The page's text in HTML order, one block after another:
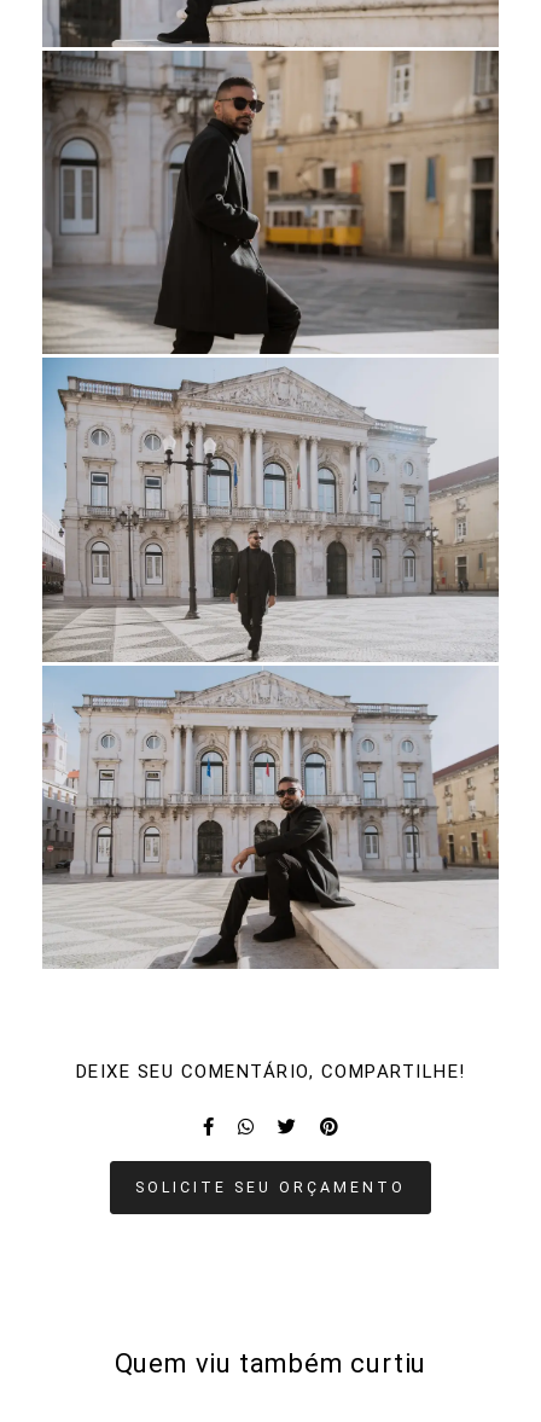
DEIXE SEU COMENTÁRIO, COMPARTILHE!
SOLICITE SEU ORÇAMENTO
Quem viu também curtiu